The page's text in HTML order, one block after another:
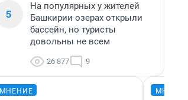
5
На популярных у жителей
Башкирии озерах открыли
бассейн, но туристы
довольны не всем
26 877 9
МНЕНИЕ